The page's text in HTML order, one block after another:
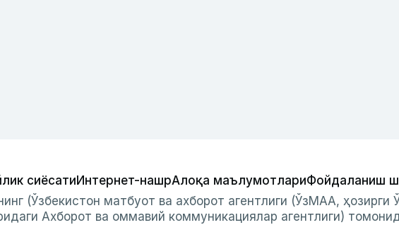
сиёсатиИнтернет-нашрАлоқа маълумотлариФойдаланиш
(Ўзбекистон матбуот ва ахборот агентлиги (ЎзМАА, ҳозирги
Ахборот ва оммавий коммуникациялар агентлиги)